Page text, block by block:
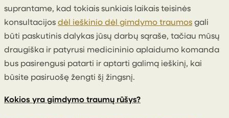
suprantame, kad tokiais sunkiais laikais teisinės
konsultacijos dėl ieškinio dėl gimdymo traumos gali
būti paskutinis dalykas jūsų darbų sąraše, tačiau mūsų
draugiška ir patyrusi medicininio aplaidumo komanda
bus pasirengusi patarti ir aptarti galimą ieškinį, kai
būsite pasiruošę žengti šį žingsnį.
Kokios yra gimdymo traumų rūšys?